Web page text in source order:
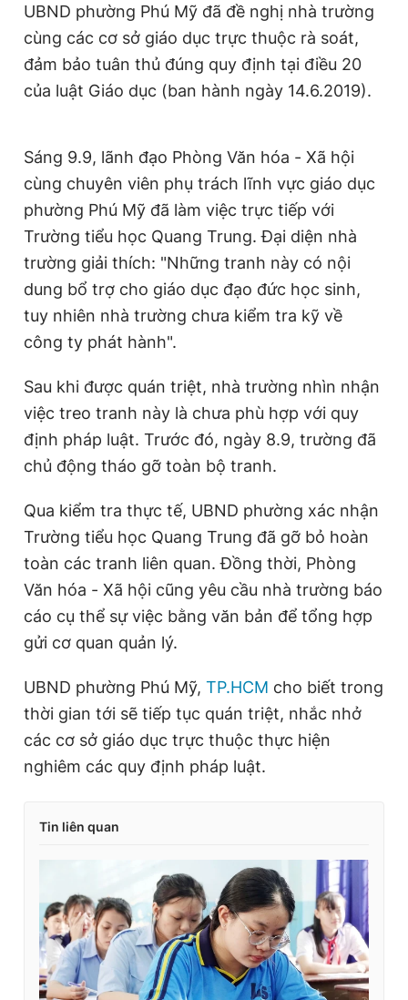
UBND phường Phú Mỹ đã đề nghị nhà trường
cùng các cơ sở giáo dục trực thuộc rà soát,
đảm bảo tuân thủ đúng quy định tại điều 20
của luật Giáo dục (ban hành ngày 14.6.2019).
Sáng 9.9, lãnh đạo Phòng Văn hóa - Xã hội
cùng chuyên viên phụ trách lĩnh vực giáo dục
phường Phú Mỹ đã làm việc trực tiếp với
Trường tiểu học Quang Trung. Đại diện nhà
trường giải thích: "Những tranh này có nội
dung bổ trợ cho giáo dục đạo đức học sinh,
tuy nhiên nhà trường chưa kiểm tra kỹ về
công ty phát hành".
Sau khi được quán triệt, nhà trường nhìn nhận
việc treo tranh này là chưa phù hợp với quy
định pháp luật. Trước đó, ngày 8.9, trường đã
chủ động tháo gỡ toàn bộ tranh.
Qua kiểm tra thực tế, UBND phường xác nhận
Trường tiểu học Quang Trung đã gỡ bỏ hoàn
toàn các tranh liên quan. Đồng thời, Phòng
Văn hóa - Xã hội cũng yêu cầu nhà trường báo
cáo cụ thể sự việc bằng văn bản để tổng hợp
gửi cơ quan quản lý.
UBND phường Phú Mỹ, TP.HCM cho biết trong
thời gian tới sẽ tiếp tục quán triệt, nhắc nhở
các cơ sở giáo dục trực thuộc thực hiện
nghiêm các quy định pháp luật.
Tin liên quan